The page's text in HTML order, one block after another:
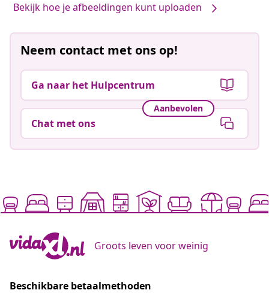
Bekijk hoe je afbeeldingen kunt uploaden
Neem contact met ons op!
Ga naar het Hulpcentrum
Aanbevolen
Chat met ons
Groots leven voor weinig
Beschikbare betaalmethoden